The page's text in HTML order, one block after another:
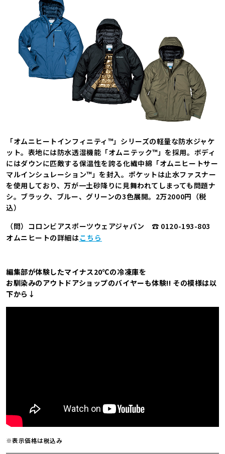
「オムニヒートインフィニティ™」シリーズの軽量な防水ジャケ
ット。表地には防水透湿機能「オムニテック™」を採用。ボディ
にはダウンに匹敵する保温性を誇る化繊中綿「オムニヒートサー
マルインシュレーション™」を封入。ポケットは止水ファスナー
を使用しており、万が一土砂降りに見舞われてしまっても問題ナ
シ。ブラック、ブルー、グリーンの3色展開。2万2000円（税
込）
（問）コロンビアスポーツウェアジャパン ☎ 0120-193-803
オムニヒートの詳細はこちら
編集部が体験したマイナス20℃の冷凍庫を
お馴染みのアウトドアショップのバイヤーも体験!! その模様は以
下から↓
※表示価格は税込み